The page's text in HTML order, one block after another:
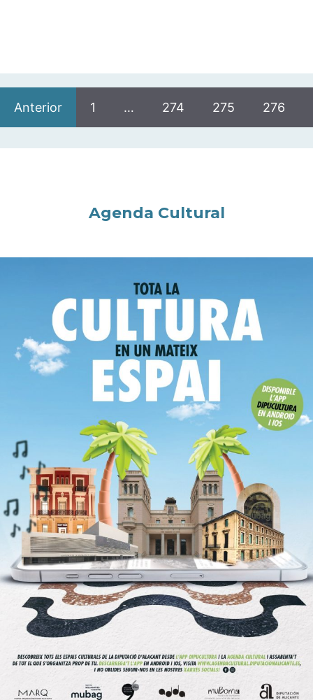
Anterior 1 … 274 275 276
Agenda Cultural